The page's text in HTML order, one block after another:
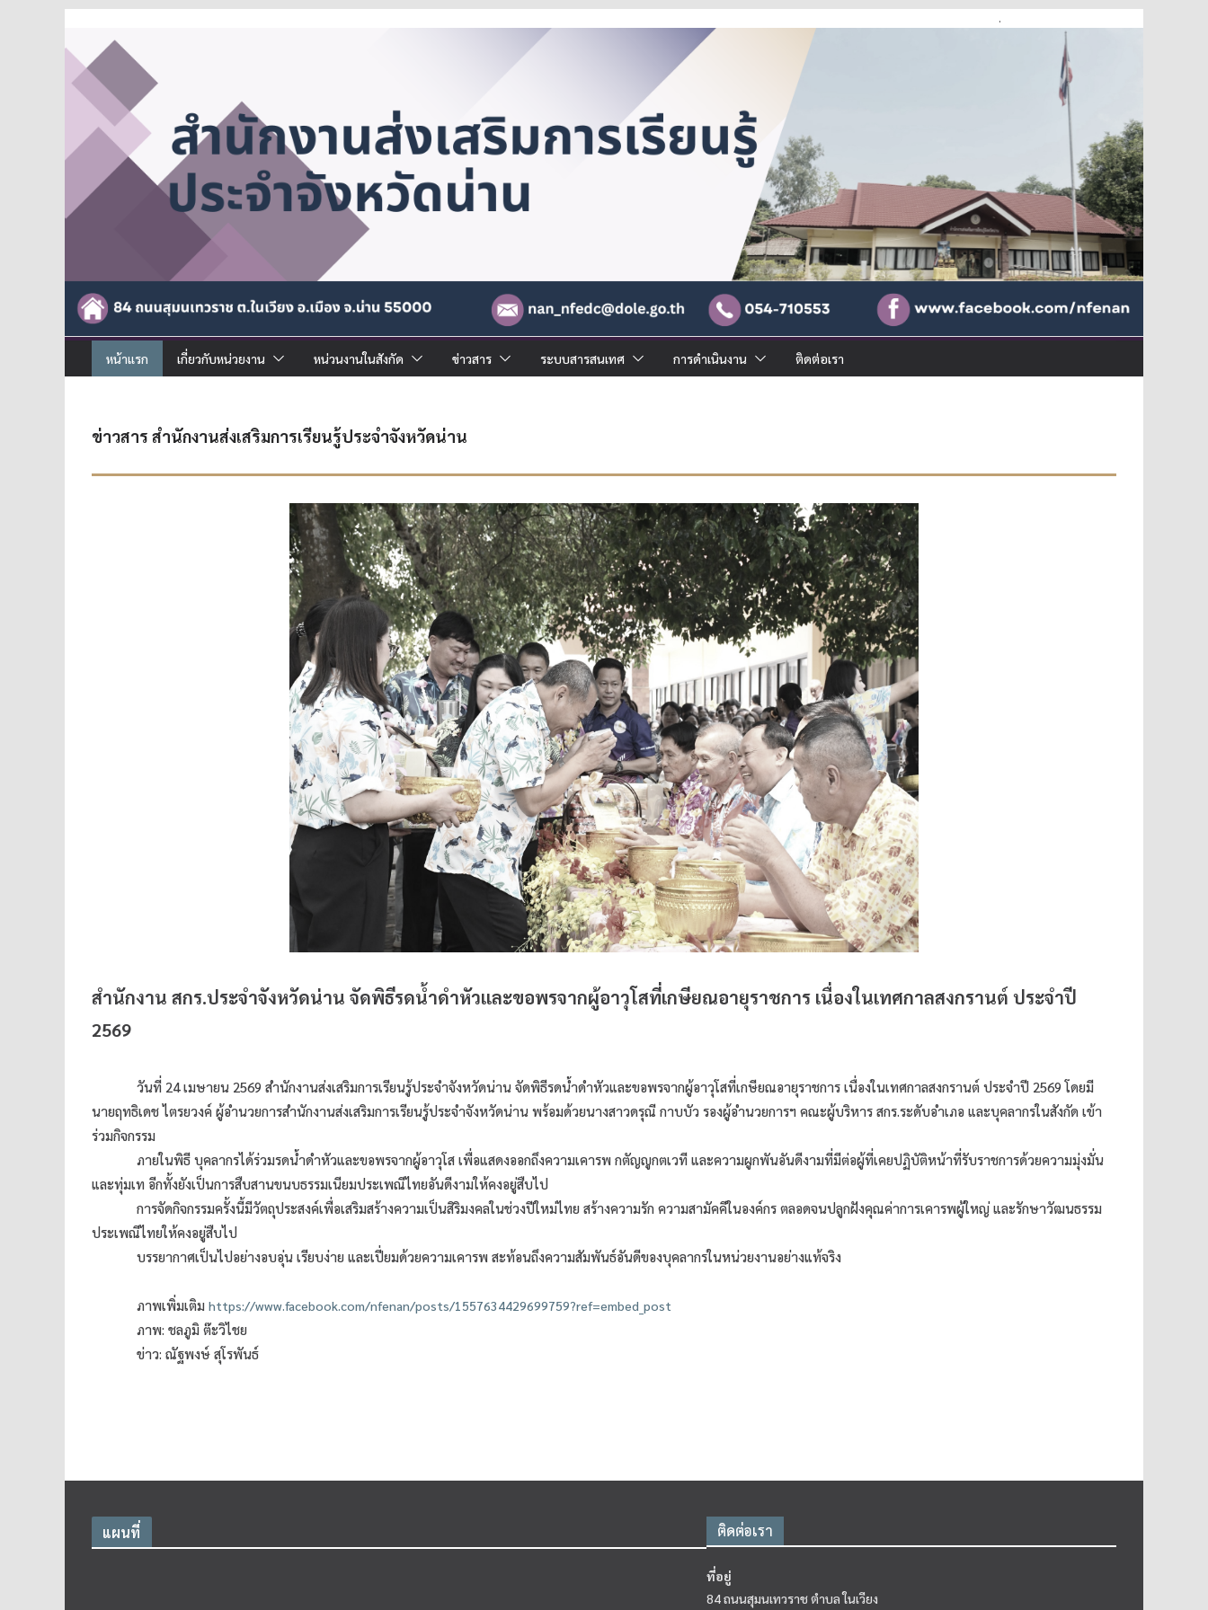
หน้าแรก เกี่ยวกับหน่วยงาน หน่วนงานในสังกัด ข่าวสาร ระบบสารสนเทศ การดำเนินงาน ติดต่อเรา
ข่าวสาร สำนักงานส่งเสริมการเรียนรู้ประจำจังหวัดน่าน
สำนักงาน สกร.ประจำจังหวัดน่าน จัดพิธีรดน้ำดำหัวและขอพรจากผู้อาวุโสที่เกษียณอายุราชการ เนื่องในเทศกาลสงกรานต์ ประจำปี
2569
วันที่ 24 เมษายน 2569 สำนักงานส่งเสริมการเรียนรู้ประจำจังหวัดน่าน จัดพิธีรดน้ำดำหัวและขอพรจากผู้อาวุโสที่เกษียณอายุราชการ เนื่องในเทศกาลสงกรานต์ ประจำปี 2569 โดยมี
นายฤทธิเดช ไตรยวงค์ ผู้อำนวยการสำนักงานส่งเสริมการเรียนรู้ประจำจังหวัดน่าน พร้อมด้วยนางสาวดรุณี กาบบัว รองผู้อำนวยการฯ คณะผู้บริหาร สกร.ระดับอำเภอ และบุคลากรในสังกัด เข้า
ร่วมกิจกรรม
ภายในพิธี บุคลากรได้ร่วมรดน้ำดำหัวและขอพรจากผู้อาวุโส เพื่อแสดงออกถึงความเคารพ กตัญญูกตเวที และความผูกพันอันดีงามที่มีต่อผู้ที่เคยปฏิบัติหน้าที่รับราชการด้วยความมุ่งมั่น
และทุ่มเท อีกทั้งยังเป็นการสืบสานขนบธรรมเนียมประเพณีไทยอันดีงามให้คงอยู่สืบไป
การจัดกิจกรรมครั้งนี้มีวัตถุประสงค์เพื่อเสริมสร้างความเป็นสิริมงคลในช่วงปีใหม่ไทย สร้างความรัก ความสามัคคีในองค์กร ตลอดจนปลูกฝังคุณค่าการเคารพผู้ใหญ่ และรักษาวัฒนธรรม
ประเพณีไทยให้คงอยู่สืบไป
บรรยากาศเป็นไปอย่างอบอุ่น เรียบง่าย และเปี่ยมด้วยความเคารพ สะท้อนถึงความสัมพันธ์อันดีของบุคลากรในหน่วยงานอย่างแท้จริง
ภาพเพิ่มเติม https://www.facebook.com/nfenan/posts/1557634429699759?ref=embed_post
ภาพ: ชลภูมิ ต๊ะวิไชย
ข่าว: ณัฐพงษ์ สุโรพันธ์
แผนที่ ติดต่อเรา
ที่อยู่
84 ถนนสุมนเทวราช ตำบล ในเวียง